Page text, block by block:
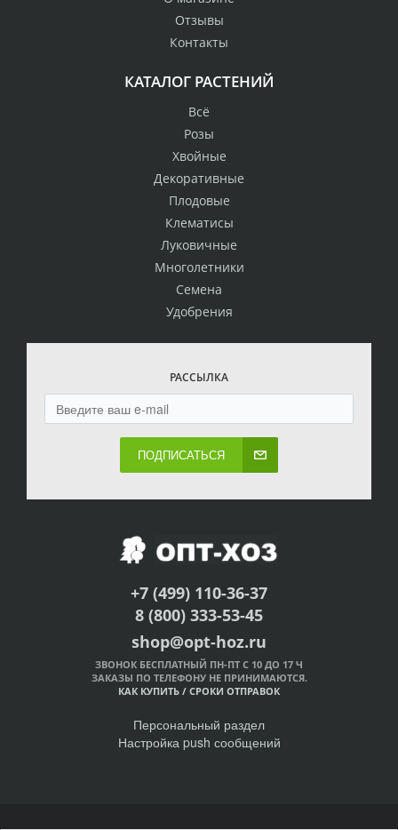
Отзывы
Контакты
КАТАЛОГ РАСТЕНИЙ
Всё
Розы
Хвойные
Декоративные
Плодовые
Клематисы
Луковичные
Многолетники
Семена
Удобрения
РАССЫЛКА
ПОДПИСАТЬСЯ
+7 (499) 110-36-37
8 (800) 333-53-45
shop@opt-hoz.ru
ЗВОНОК БЕСПЛАТНЫЙ ПН-ПТ С 10 ДО 17 Ч
ЗАКАЗЫ ПО ТЕЛЕФОНУ НЕ ПРИНИМАЮТСЯ.
КАК КУПИТЬ / СРОКИ ОТПРАВОК
Персональный раздел
Настройка push сообщений